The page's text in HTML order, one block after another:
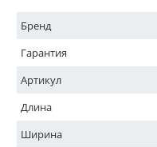
Бренд
Гарантия
Артикул
Длина
Ширина